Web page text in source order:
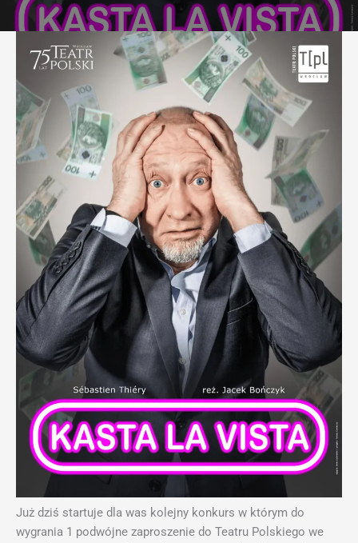
Już dziś startuje dla was kolejny konkurs w którym do
wygrania 1 podwójne zaproszenie do Teatru Polskiego we